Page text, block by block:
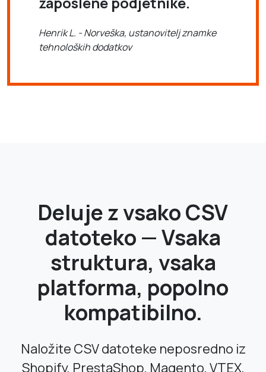
Henrik L. - Norveška, ustanovitelj znamke
tehnoloških dodatkov
Deluje z vsako CSV
datoteko — Vsaka
struktura, vsaka
platforma, popolno
kompatibilno.
Naložite CSV datoteke neposredno iz
Shopify, PrestaShop, Magento, VTEX,